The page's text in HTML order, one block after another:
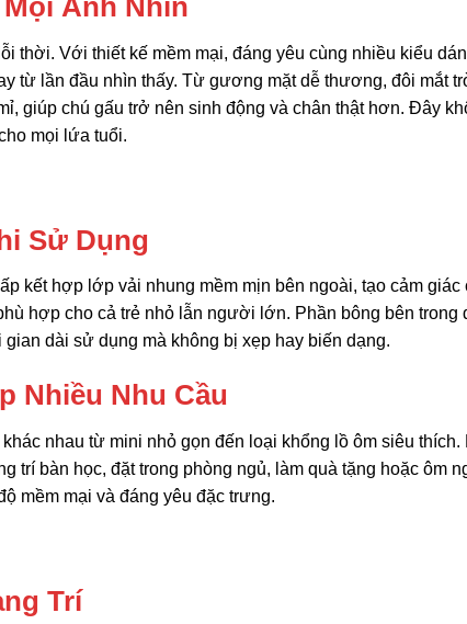
Ánh Nhìn
thời. Với thiết kế mềm mại, đáng yêu cùng nhiều kiểu
từ lần đầu nhìn thấy. Từ gương mặt dễ thương, đôi mắt
giúp chú gấu trở nên sinh động và chân thật hơn. Đây
mọi lứa tuổi.
Sử Dụng
kết hợp lớp vải nhung mềm mịn bên ngoài, tạo cảm giác
hợp cho cả trẻ nhỏ lẫn người lớn. Phần bông bên trong
dài sử dụng mà không bị xẹp hay biến dạng.
Nhiều Nhu Cầu
nhau từ mini nhỏ gọn đến loại khổng lồ ôm siêu thích.
trí bàn học, đặt trong phòng ngủ, làm quà tặng hoặc ôm
mềm mại và đáng yêu đặc trưng.
Trí